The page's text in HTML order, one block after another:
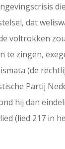
dat
voltrokken
zingen,
(de
Partij
hij dan
(lied 217 in